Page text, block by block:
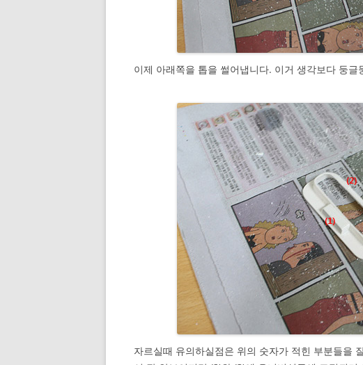
이제 아래쪽을 톱을 썰어냅니다. 이거 생각보다 둥글
자르실때 유의하실점은 위의 숫자가 적힌 부분들을